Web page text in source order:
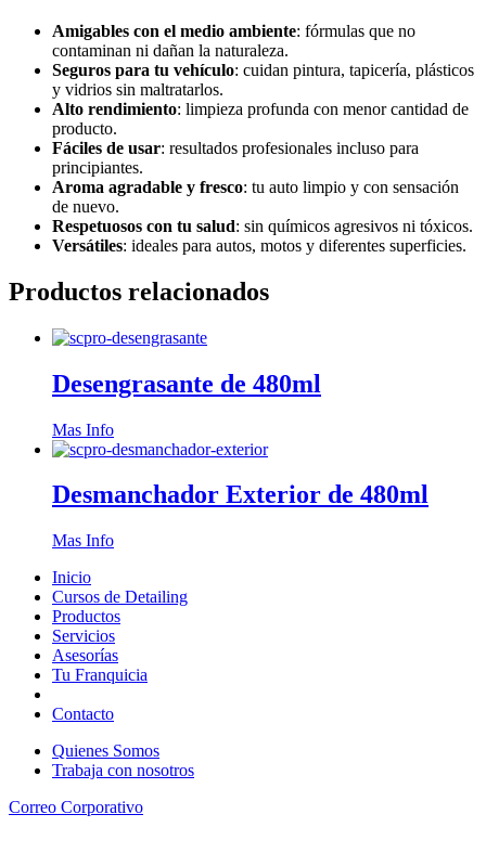
Amigables con el medio ambiente: fórmulas que no
contaminan ni dañan la naturaleza.
Seguros para tu vehículo: cuidan pintura, tapicería, plásticos
y vidrios sin maltratarlos.
Alto rendimiento: limpieza profunda con menor cantidad de
producto.
Fáciles de usar: resultados profesionales incluso para
principiantes.
Aroma agradable y fresco: tu auto limpio y con sensación
de nuevo.
Respetuosos con tu salud: sin químicos agresivos ni tóxicos.
Versátiles: ideales para autos, motos y diferentes superficies.
Productos relacionados
Desengrasante de 480ml
Mas Info
Desmanchador Exterior de 480ml
Mas Info
Inicio
Cursos de Detailing
Productos
Servicios
Asesorías
Tu Franquicia
Contacto
Quienes Somos
Trabaja con nosotros
Correo Corporativo